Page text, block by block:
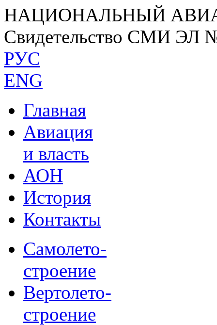
НАЦИОНАЛЬНЫЙ
Свидетельство СМИ ЭЛ
РУС
ENG
Главная
Авиация
и власть
АОН
История
Контакты
Самолето-
строение
Вертолето-
строение